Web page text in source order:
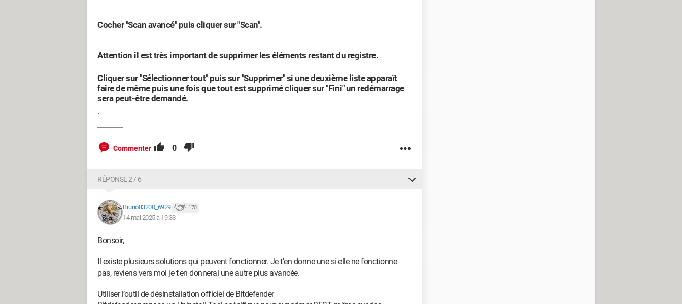
Cocher "Scan avancé" puis cliquer sur "Scan".
Attention il est très important de supprimer les éléments restant du registre.
Cliquer sur "Sélectionner tout" puis sur "Supprimer" si une deuxième liste apparaît
faire de même puis une fois que tout est supprimé cliquer sur "Fini" un redémarrage
sera peut-être demandé.
.
Commenter 0
RÉPONSE 2 / 6
Bruno83200_6929 170
14 mai 2025 à 19:33
Bonsoir,
Il existe plusieurs solutions qui peuvent fonctionner. Je t'en donne une si elle ne fonctionne
pas, reviens vers moi je t'en donnerai une autre plus avancée.
Utiliser l’outil de désinstallation officiel de Bitdefender